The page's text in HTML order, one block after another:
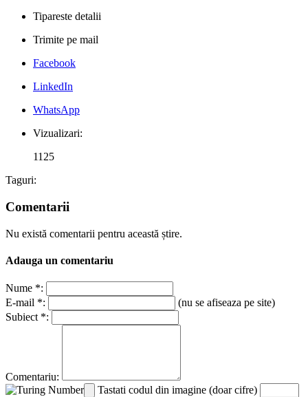
Tipareste detalii
Trimite pe mail
Facebook
LinkedIn
WhatsApp
Vizualizari:
1125
Taguri:
Comentarii
Nu există comentarii pentru această știre.
Adauga un comentariu
Nume *:
E-mail *:
(nu se afiseaza pe site)
Subiect *:
Comentariu:
Tastati codul din imagine (doar cifre)